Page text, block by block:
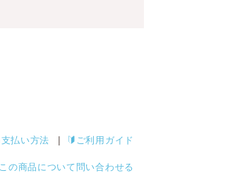
支払い方法 ご利用ガイド
この商品について問い合わせる